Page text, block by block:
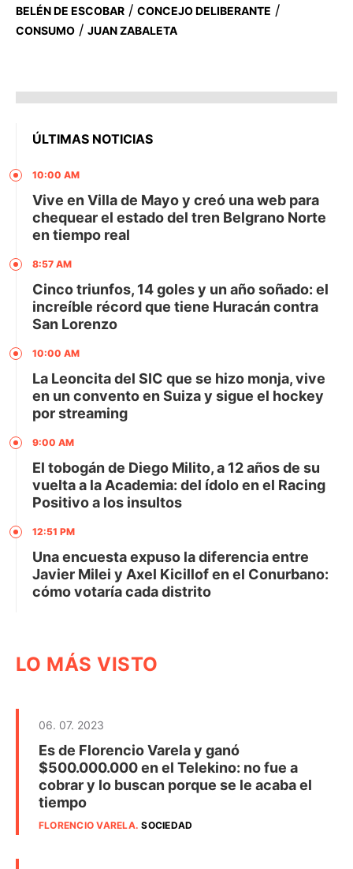
BELÉN DE ESCOBAR / CONCEJO DELIBERANTE /
CONSUMO / JUAN ZABALETA
ÚLTIMAS NOTICIAS
10:00 AM
Vive en Villa de Mayo y creó una web para
chequear el estado del tren Belgrano Norte
en tiempo real
8:57 AM
Cinco triunfos, 14 goles y un año soñado: el
increíble récord que tiene Huracán contra
San Lorenzo
10:00 AM
La Leoncita del SIC que se hizo monja, vive
en un convento en Suiza y sigue el hockey
por streaming
9:00 AM
El tobogán de Diego Milito, a 12 años de su
vuelta a la Academia: del ídolo en el Racing
Positivo a los insultos
12:51 PM
Una encuesta expuso la diferencia entre
Javier Milei y Axel Kicillof en el Conurbano:
cómo votaría cada distrito
LO MÁS VISTO
06. 07. 2023
Es de Florencio Varela y ganó
$500.000.000 en el Telekino: no fue a
cobrar y lo buscan porque se le acaba el
tiempo
FLORENCIO VARELA.SOCIEDAD